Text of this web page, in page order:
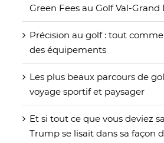
Green Fees au Golf Val-
Précision au golf : tout
des équipements
Les plus beaux parcours de
voyage sportif et paysager
Et si tout ce que vous deviez
Trump se lisait dans sa façon